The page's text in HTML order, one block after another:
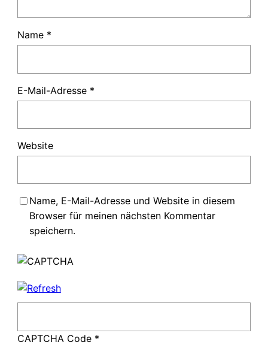
Name *
E-Mail-Adresse *
Website
Name, E-Mail-Adresse und Website in diesem
Browser für meinen nächsten Kommentar
speichern.
CAPTCHA Code*